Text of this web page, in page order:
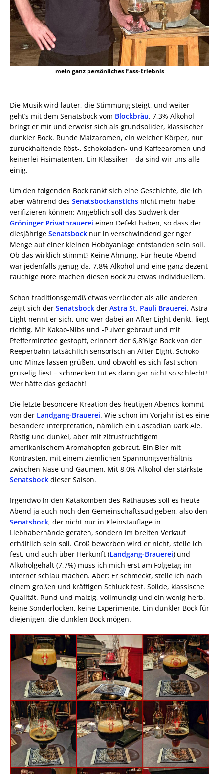
mein ganz persönliches Fass-Erlebnis
Die Musik wird lauter, die Stimmung steigt, und weiter
geht’s mit dem Senatsbock vom Blockbräu. 7,3% Alkohol
bringt er mit und erweist sich als grundsolider, klassischer
dunkler Bock. Runde Malzaromen, ein weicher Körper, nur
zurückhaltende Röst-, Schokoladen- und Kaffeearomen und
keinerlei Fisimatenten. Ein Klassiker – da sind wir uns alle
einig.
Um den folgenden Bock rankt sich eine Geschichte, die ich
aber während des Senatsbockanstichs nicht mehr habe
verifizieren können: Angeblich soll das Sudwerk der
Gröninger Privatbrauerei einen Defekt haben, so dass der
diesjährige Senatsbock nur in verschwindend geringer
Menge auf einer kleinen Hobbyanlage entstanden sein soll.
Ob das wirklich stimmt? Keine Ahnung. Für heute Abend
war jedenfalls genug da. 7,8% Alkohol und eine ganz dezent
rauchige Note machen diesen Bock zu etwas Individuellem.
Schon traditionsgemäß etwas verrückter als alle anderen
zeigt sich der Senatsbock der Astra St. Pauli Brauerei. Astra
Eight nennt er sich, und wer dabei an After Eight denkt, liegt
richtig. Mit Kakao-Nibs und -Pulver gebraut und mit
Pfefferminztee gestopft, erinnert der 6,8%ige Bock von der
Reeperbahn tatsächlich sensorisch an After Eight. Schoko
und Minze lassen grüßen, und obwohl es sich fast schon
gruselig liest – schmecken tut es dann gar nicht so schlecht!
Wer hätte das gedacht!
Die letzte besondere Kreation des heutigen Abends kommt
von der Landgang-Brauerei. Wie schon im Vorjahr ist es eine
besondere Interpretation, nämlich ein Cascadian Dark Ale.
Röstig und dunkel, aber mit zitrusfruchtigem
amerikanischem Aromahopfen gebraut. Ein Bier mit
Kontrasten, mit einem ziemlichen Spannungsverhältnis
zwischen Nase und Gaumen. Mit 8,0% Alkohol der stärkste
Senatsbock dieser Saison.
Irgendwo in den Katakomben des Rathauses soll es heute
Abend ja auch noch den Gemeinschaftssud geben, also den
Senatsbock, der nicht nur in Kleinstauflage in
Liebhaberhände geraten, sondern im breiten Verkauf
erhältlich sein soll. Groß beworben wird er nicht, stelle ich
fest, und auch über Herkunft (Landgang-Brauerei) und
Alkoholgehalt (7,7%) muss ich mich erst am Folgetag im
Internet schlau machen. Aber: Er schmeckt, stelle ich nach
einem großen und kräftigen Schluck fest. Solide, klassische
Qualität. Rund und malzig, vollmundig und ein wenig herb,
keine Sonderlocken, keine Experimente. Ein dunkler Bock für
diejenigen, die dunklen Bock mögen.